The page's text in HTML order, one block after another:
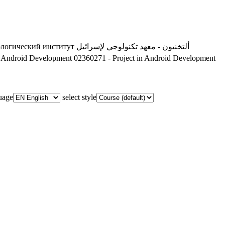
институт ألتخنيون - معهد تكنولوجي لإسرائيل
Development 02360271 - Project in Android Development
select style